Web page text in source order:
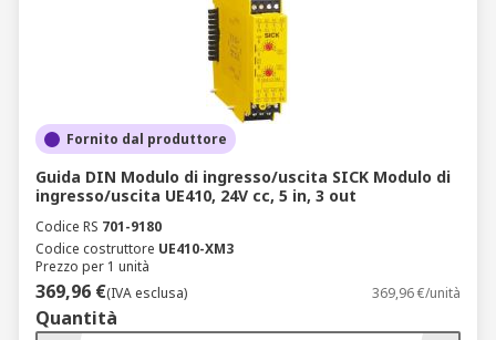
Fornito dal produttore
Guida DIN Modulo di ingresso/uscita SICK Modulo di
ingresso/uscita UE410, 24V cc, 5 in, 3 out
Codice RS 701-9180
Codice costruttore UE410-XM3
Prezzo per 1 unità
369,96 €(IVA esclusa) 369,96 €/unità
Quantità